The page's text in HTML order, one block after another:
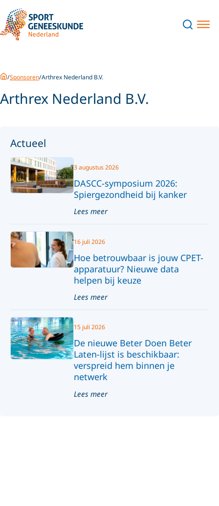
HomeSponsoren Arthrex Nederland B.V.
Arthrex Nederland B.V.
Actueel
DASCC-symposium 2026:
Spiergezondheid bij kanker
3 augustus 2026
Lees meer
Hoe betrouwbaar is jouw CPET-
apparatuur? Nieuwe data
helpen bij keuze
16 juli 2026
Lees meer
De nieuwe Beter Doen Beter
Laten-lijst is beschikbaar:
verspreid hem binnen je
netwerk
15 juli 2026
Lees meer